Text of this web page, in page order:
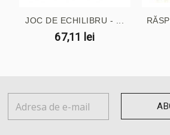
JOC DE ECHILIBRU - ...
67,11 lei